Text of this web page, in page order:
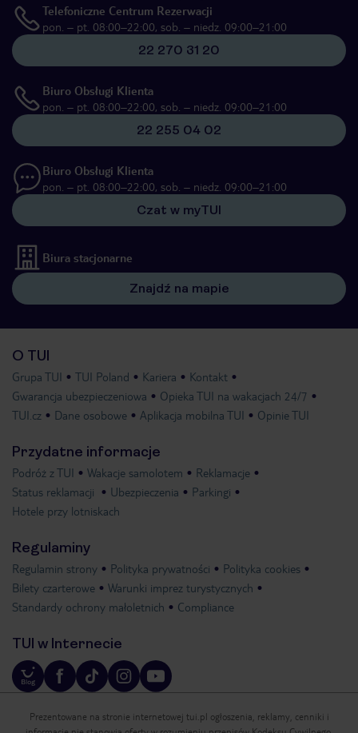
Telefoniczne Centrum Rezerwacji
pon. – pt. 08:00–22:00, sob. – niedz. 09:00–21:00
22 270 31 20
Biuro Obsługi Klienta
pon. – pt. 08:00–22:00, sob. – niedz. 09:00–21:00
22 255 04 02
Biuro Obsługi Klienta
pon. – pt. 08:00–22:00, sob. – niedz. 09:00–21:00
Czat w myTUI
Biura stacjonarne
Znajdź na mapie
O TUI
Grupa TUI TUI Poland Kariera
Kontakt
Gwarancja ubezpieczeniowa
Opieka TUI na wakacjach 24/7
TUI.cz
Dane osobowe Aplikacja mobilna TUI Opinie TUI
Przydatne informacje
Podróż z TUI Wakacje samolotem
Reklamacje
Status reklamacji
Ubezpieczenia
Parkingi
Hotele przy lotniskach
Regulaminy
Regulamin strony Polityka prywatności
Polityka cookies
Bilety czarterowe
Warunki imprez turystycznych
Standardy ochrony małoletnich
Compliance
TUI w Internecie
Prezentowane na stronie internetowej tui.pl ogłoszenia, reklamy, cenniki i